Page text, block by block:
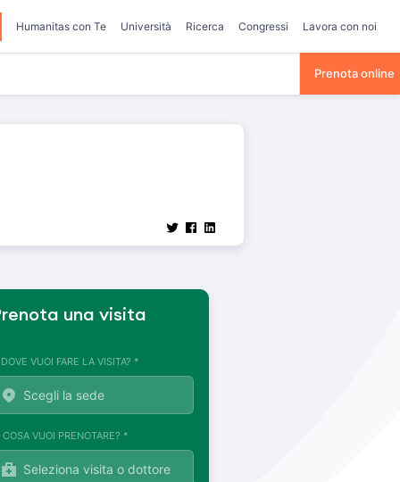
Humanitas con Te Università Ricerca Congressi Lavora con noi
Prenota online
una visita
VUOI FARE LA VISITA? *
COSA VUOI PRENOTARE? *